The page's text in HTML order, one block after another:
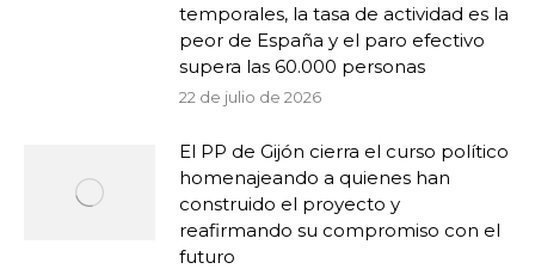
temporales, la tasa de actividad es la
peor de España y el paro efectivo
supera las 60.000 personas
22 de julio de 2026
El PP de Gijón cierra el curso político
homenajeando a quienes han
construido el proyecto y
reafirmando su compromiso con el
futuro